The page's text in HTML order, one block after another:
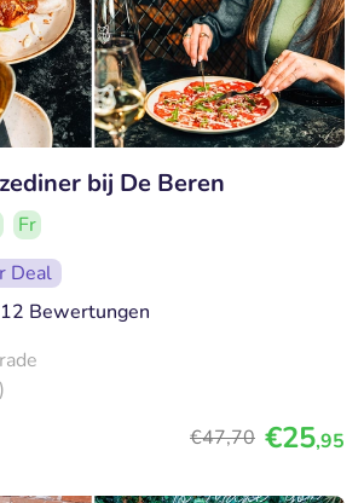
bij De Beren
Fr
Deal
Bewertungen
€47,70 €25,95